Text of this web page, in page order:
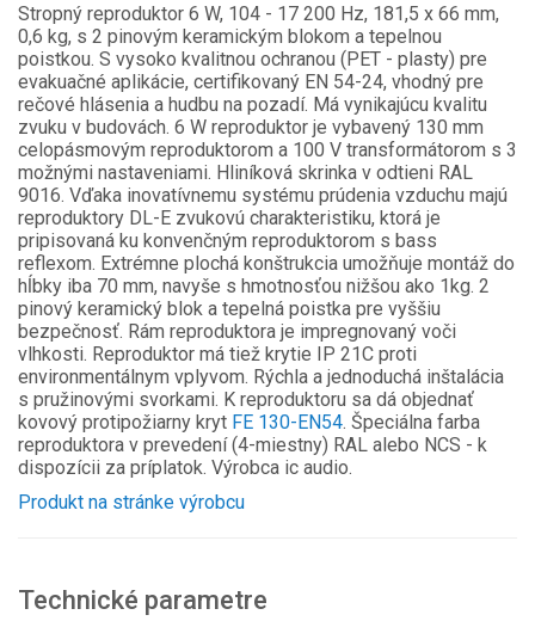
Stropný reproduktor 6 W, 104 - 17 200 Hz, 181,5 x 66 mm,
0,6 kg, s 2 pinovým keramickým blokom a tepelnou
poistkou. S vysoko kvalitnou ochranou (PET - plasty) pre
evakuačné aplikácie, certifikovaný EN 54-24, vhodný pre
rečové hlásenia a hudbu na pozadí. Má vynikajúcu kvalitu
zvuku v budovách. 6 W reproduktor je vybavený 130 mm
celopásmovým reproduktorom a 100 V transformátorom s 3
možnými nastaveniami. Hliníková skrinka v odtieni RAL
9016. Vďaka inovatívnemu systému prúdenia vzduchu majú
reproduktory DL-E zvukovú charakteristiku, ktorá je
pripisovaná ku konvenčným reproduktorom s bass
reflexom. Extrémne plochá konštrukcia umožňuje montáž do
hĺbky iba 70 mm, navyše s hmotnosťou nižšou ako 1kg. 2
pinový keramický blok a tepelná poistka pre vyššiu
bezpečnosť. Rám reproduktora je impregnovaný voči
vlhkosti. Reproduktor má tiež krytie IP 21C proti
environmentálnym vplyvom. Rýchla a jednoduchá inštalácia
s pružinovými svorkami. K reproduktoru sa dá objednať
kovový protipožiarny kryt FE 130-EN54. Špeciálna farba
reproduktora v prevedení (4-miestny) RAL alebo NCS - k
dispozícii za príplatok. Výrobca ic audio.
Produkt na stránke výrobcu
Technické parametre